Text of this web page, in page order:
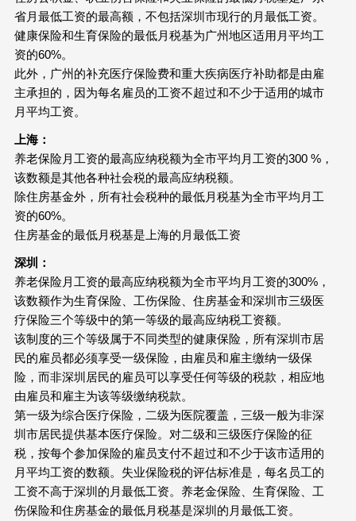
省月最低工资的最高额，不包括深圳市现行的月最低工资。
健康保险和生育保险的最低月税基为广州地区适用月平均工
资的60%。
此外，广州的补充医疗保险费和重大疾病医疗补助都是由雇
主承担的，因为每名雇员的工资不超过和不少于适用的城市
月平均工资。
上海：
养老保险月工资的最高应纳税额为全市平均月工资的300 %，
该数额是其他各种社会税的最高应纳税额。
除住房基金外，所有社会税种的最低月税基为全市平均月工
资的60%。
住房基金的最低月税基是上海的月最低工资
深圳：
养老保险月工资的最高应纳税额为全市平均月工资的300%，
该数额作为生育保险、工伤保险、住房基金和深圳市三级医
疗保险三个等级中的第一等级的最高应纳税工资额。
该制度的三个等级属于不同类型的健康保险，所有深圳市居
民的雇员都必须享受一级保险，由雇员和雇主缴纳一级保
险，而非深圳居民的雇员可以享受任何等级的税款，相应地
由雇员和雇主为该等级缴纳税款。
第一级为综合医疗保险，二级为医院覆盖，三级一般为非深
圳市居民提供基本医疗保险。对二级和三级医疗保险的征
税，按每个参加保险的雇员支付不超过和不少于该市适用的
月平均工资的数额。失业保险税的评估标准是，每名员工的
工资不高于深圳的月最低工资。养老金保险、生育保险、工
伤保险和住房基金的最低月税基是深圳的月最低工资。